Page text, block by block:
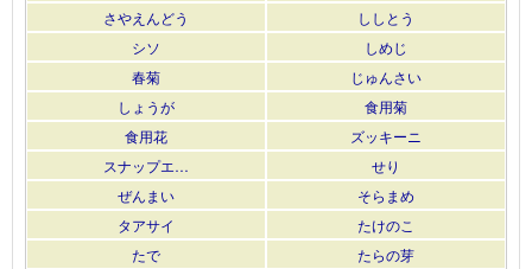
さやえんどう
ししとう
シソ
しめじ
春菊
じゅんさい
しょうが
食用菊
食用花
ズッキーニ
スナップエ…
せり
ぜんまい
そらまめ
タアサイ
たけのこ
たで
たらの芽